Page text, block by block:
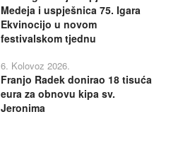
Medeja i uspješnica 75. Igara
Ekvinocijo u novom
festivalskom tjednu
6. Kolovoz 2026.
Franjo Radek donirao 18 tisuća
eura za obnovu kipa sv.
Jeronima